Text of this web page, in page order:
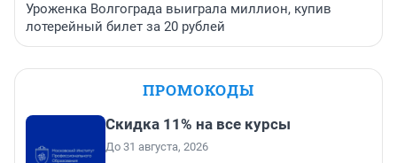
Уроженка Волгограда выиграла миллион, купив
лотерейный билет за 20 рублей
ПРОМОКОДЫ
Скидка 11% на все курсы
До 31 августа, 2026